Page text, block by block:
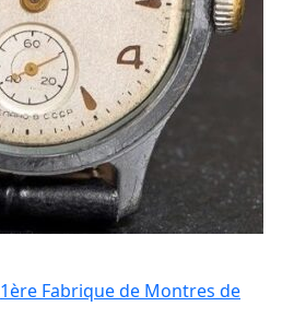
1ère Fabrique de Montres de